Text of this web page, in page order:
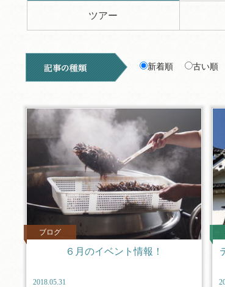
ツアー
新着順 古い順
ブログ
６月のイベント情報！
2018.05.31